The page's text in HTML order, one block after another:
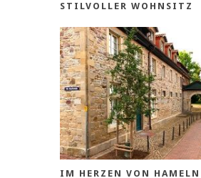
STILVOLLER WOHNSITZ
IM HERZEN VON HAMELN